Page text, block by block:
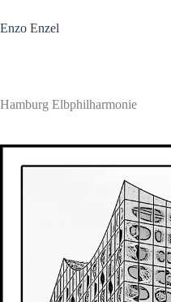
Inhalt
springen
Enzo Enzel
Hamburg Elbphilharmonie